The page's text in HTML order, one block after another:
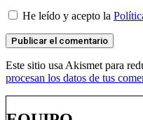
He leído y acepto la
Este sitio usa Akismet para
procesan los datos de tus